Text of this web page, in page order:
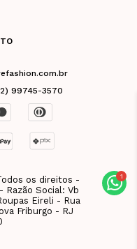
99745-3570
os direitos -
Razão Social: Vb
Eireli - Rua
Friburgo - RJ